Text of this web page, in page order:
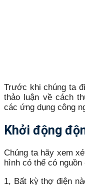
Trước khi chúng ta
thảo luận về cách
các ứng dụng công
Khởi động
Chúng ta hãy xem
hình có thể có
1, Bất kỳ thợ điện